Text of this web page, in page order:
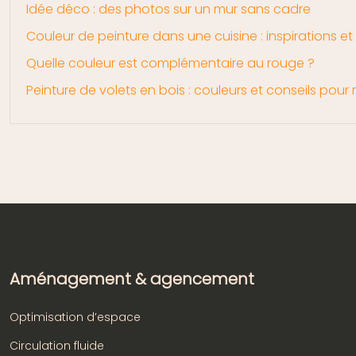
Idée déco : des photos sur un mur sans cadre
Couleur de peinture dans une cuisine : inspirations et
Quelle couleur est complémentaire au rouge ?
Peinture de volets en bois : couleurs et conseils pour
Aménagement & agencement
Optimisation d’espace
Circulation fluide